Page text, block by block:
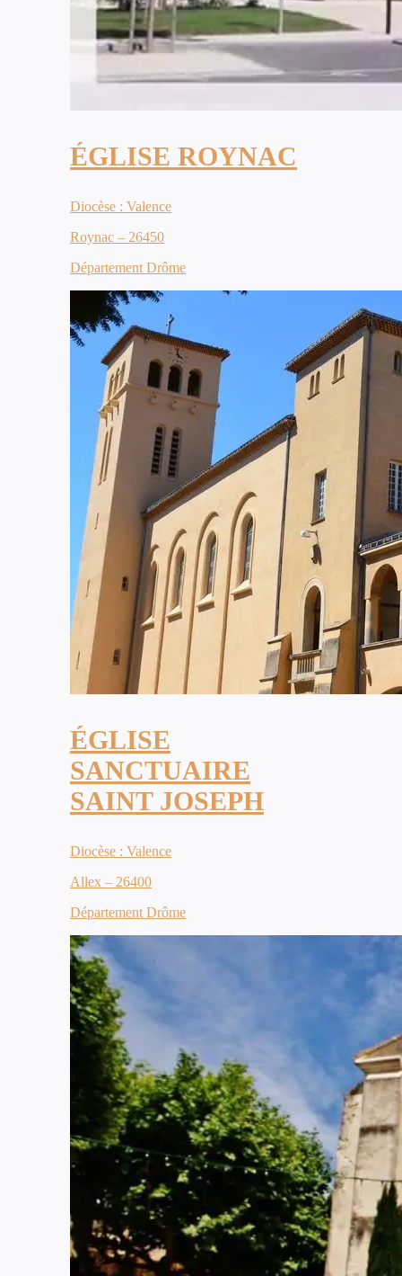
ÉGLISE ROYNAC
Diocèse : Valence
Roynac – 26450
Département Drôme
ÉGLISE
SANCTUAIRE
SAINT JOSEPH
Diocèse : Valence
Allex – 26400
Département Drôme